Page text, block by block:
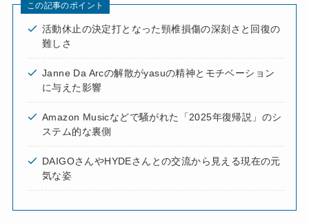
この記事のポイント
活動休止の決定打となった頸椎損傷の深刻さと回復の
難しさ
Janne Da Arcの解散がyasuの精神とモチベーション
に与えた影響
Amazon Musicなどで騒がれた「2025年復帰説」のシ
ステム的な裏側
DAIGOさんやHYDEさんとの交流から見える現在の元
気な姿